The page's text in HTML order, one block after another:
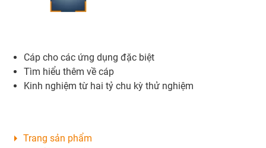
Cáp cho các ứng dụng đặc biệt
Tìm hiểu thêm về cáp
Kinh nghiệm từ hai tỷ chu kỳ thử nghiệm
Trang sản phẩm